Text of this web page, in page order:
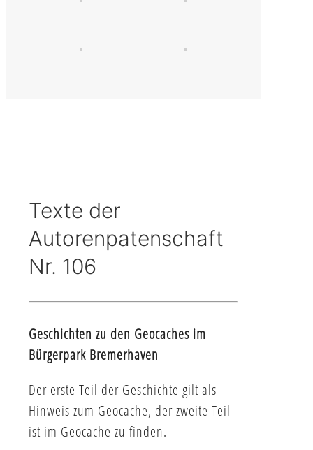
Texte der
Autorenpatenschaft
Nr. 106
Geschichten zu den Geocaches im
Bürgerpark Bremerhaven
Der erste Teil der Geschichte gilt als
Hinweis zum Geocache, der zweite Teil
ist im Geocache zu finden.